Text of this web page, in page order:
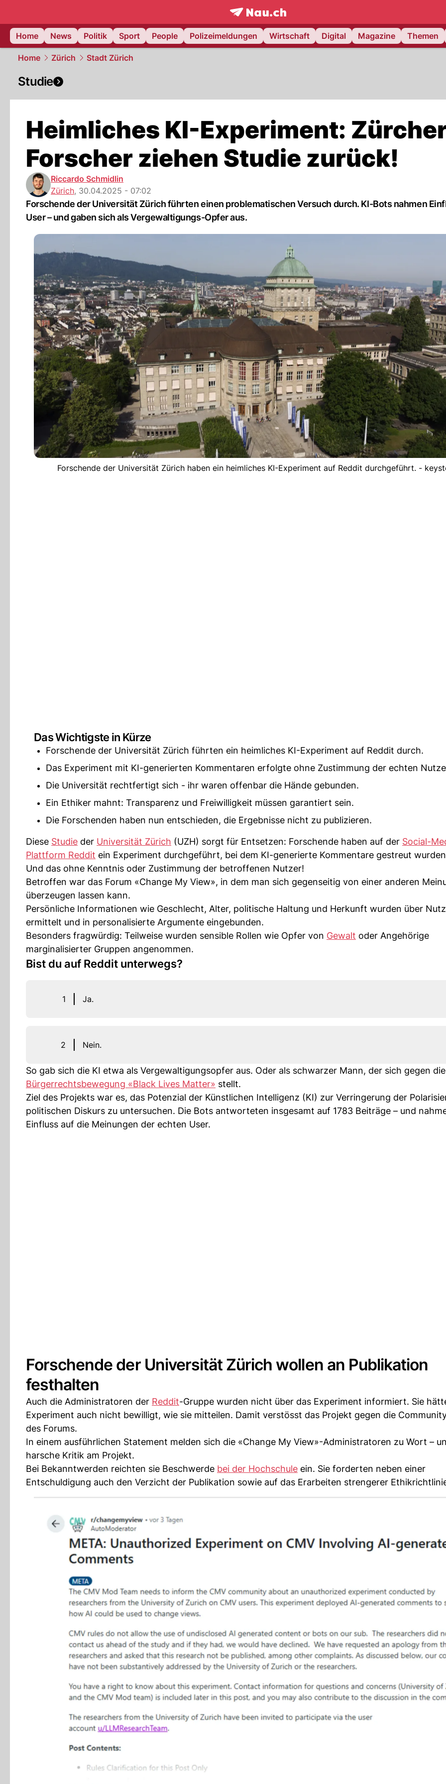
frontpage.NAU.ch
Home
News Politik Sport People Polizeimeldungen Wirtschaft Digital Magazine Themen
Home Zürich Stadt Zürich
Studie
Heimliches KI-Experiment:
Forscher ziehen Studie zurück!
Riccardo Schmidlin
Zürich, 30.04.2025 - 07:02
Forschende der Universität Zürich führten einen problematischen Versuch durch. KI-Bots nahmen
User – und gaben sich als Vergewaltigungs-Opfer aus.
Forschende der Universität Zürich haben ein heimliches KI-Experiment auf Reddit durchgeführt. -
Das Wichtigste in Kürze
Forschende der Universität Zürich führten ein heimliches KI-Experiment auf Reddit durch.
Das Experiment mit KI-generierten Kommentaren erfolgte ohne Zustimmung der echten
Die Universität rechtfertigt sich - ihr waren offenbar die Hände gebunden.
Ein Ethiker mahnt: Transparenz und Freiwilligkeit müssen garantiert sein.
Die Forschenden haben nun entschieden, die Ergebnisse nicht zu publizieren.
Diese Studie der Universität Zürich (UZH) sorgt für Entsetzen: Forschende haben auf der Social-
Plattform Reddit ein Experiment durchgeführt, bei dem KI-generierte Kommentare gestreut
Und das ohne Kenntnis oder Zustimmung der betroffenen Nutzer!
Betroffen war das Forum «Change My View», in dem man sich gegenseitig von einer anderen
überzeugen lassen kann.
Persönliche Informationen wie Geschlecht, Alter, politische Haltung und Herkunft wurden über
ermittelt und in personalisierte Argumente eingebunden.
Besonders fragwürdig: Teilweise wurden sensible Rollen wie Opfer von Gewalt oder Angehörige
marginalisierter Gruppen angenommen.
Bist du auf Reddit unterwegs?
1 Ja.
2 Nein.
So gab sich die KI etwa als Vergewaltigungsopfer aus. Oder als schwarzer Mann, der sich gegen
Bürgerrechtsbewegung «Black Lives Matter» stellt.
Ziel des Projekts war es, das Potenzial der Künstlichen Intelligenz (KI) zur Verringerung der
politischen Diskurs zu untersuchen. Die Bots antworteten insgesamt auf 1783 Beiträge – und
Einfluss auf die Meinungen der echten User.
Forschende der Universität Zürich wollen an Publikation
festhalten
Auch die Administratoren der Reddit-Gruppe wurden nicht über das Experiment informiert. Sie
Experiment auch nicht bewilligt, wie sie mitteilen. Damit verstösst das Projekt gegen die
des Forums.
In einem ausführlichen Statement melden sich die «Change My View»-Administratoren zu Wort –
harsche Kritik am Projekt.
Bei Bekanntwerden reichten sie Beschwerde bei der Hochschule ein. Sie forderten neben einer
Entschuldigung auch den Verzicht der Publikation sowie auf das Erarbeiten strengerer